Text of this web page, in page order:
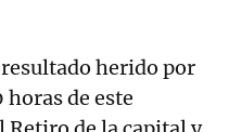
herido por
de este